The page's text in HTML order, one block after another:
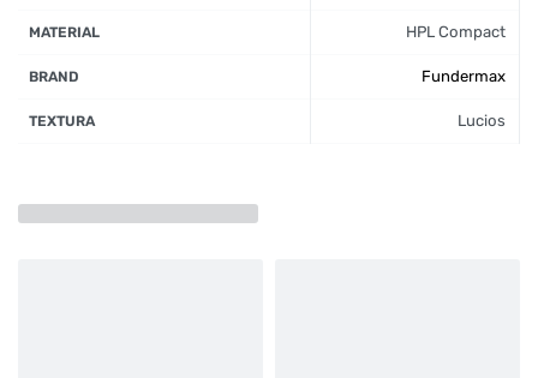
MATERIAL HPL Compact
BRAND Fundermax
TEXTURA Lucios